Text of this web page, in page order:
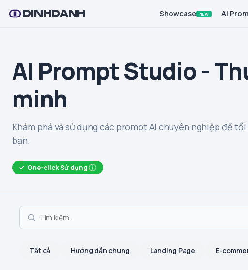
DINHDANH Showcase NEW AI
AI Prompt Studio -
minh
Khám phá và sử dụng các prompt AI chuyên nghiệp để
bạn.
One-click Sử dụng
Tất cả Hướng dẫn chung Landing Page E-